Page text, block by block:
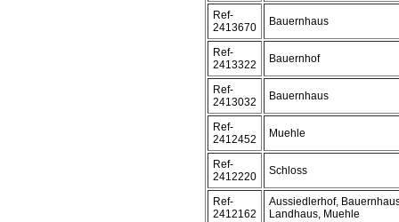
Ref-
2413670
Bauernhaus
Ref-
2413322
Bauernhof
Ref-
2413032
Bauernhaus
Ref-
2412452
Muehle
Ref-
2412220
Schloss
Ref-
2412162
Aussiedlerhof,
Landhaus, Muehle